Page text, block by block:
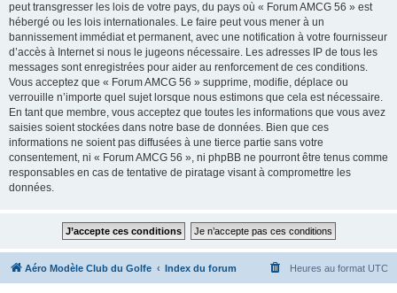
peut transgresser les lois de votre pays, du pays où « Forum AMCG 56 » est
hébergé ou les lois internationales. Le faire peut vous mener à un
bannissement immédiat et permanent, avec une notification à votre fournisseur
d’accès à Internet si nous le jugeons nécessaire. Les adresses IP de tous les
messages sont enregistrées pour aider au renforcement de ces conditions.
Vous acceptez que « Forum AMCG 56 » supprime, modifie, déplace ou
verrouille n’importe quel sujet lorsque nous estimons que cela est nécessaire.
En tant que membre, vous acceptez que toutes les informations que vous avez
saisies soient stockées dans notre base de données. Bien que ces
informations ne soient pas diffusées à une tierce partie sans votre
consentement, ni « Forum AMCG 56 », ni phpBB ne pourront être tenus comme
responsables en cas de tentative de piratage visant à compromettre les
données.
Aéro Modèle Club du Golfe Index du forum Heures au format UTC